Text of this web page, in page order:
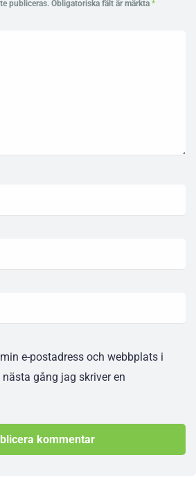
publiceras. Obligatoriska fält är märkta *
e-postadress och webbplats i
gång jag skriver en